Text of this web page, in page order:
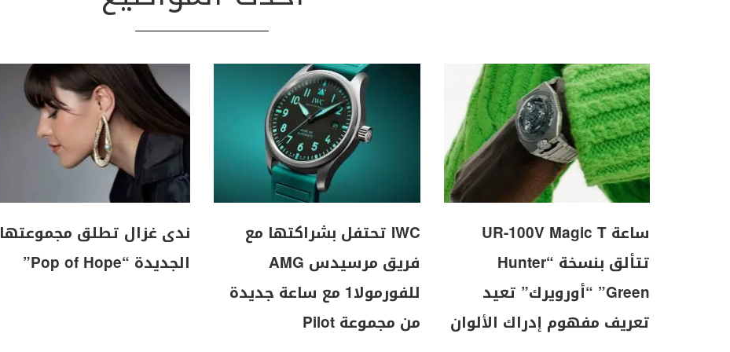
ساعة UR-100V Magic T
تتألق بنسخة “Hunter
Green” “أورويرك” تعيد
تعريف مفهوم إدراك الألوان
IWC تحتفل بشراكتها مع
فريق مرسيدس AMG
للفورمولا1 مع ساعة جديدة
من مجموعة Pilot
ندى غزال تطلق مجموعتها
الجديدة “Pop of Hope”